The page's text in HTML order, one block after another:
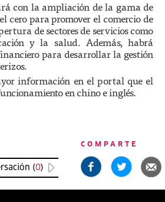
con la ampliación de la gama de
cero para promover el comercio de
de sectores de servicios como
y la salud. Además, habrá
para desarrollar la gestión
información en el portal que el
en chino e inglés.
(0)
COMPARTE